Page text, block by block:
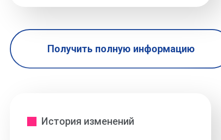
Получить полную информацию
История изменений